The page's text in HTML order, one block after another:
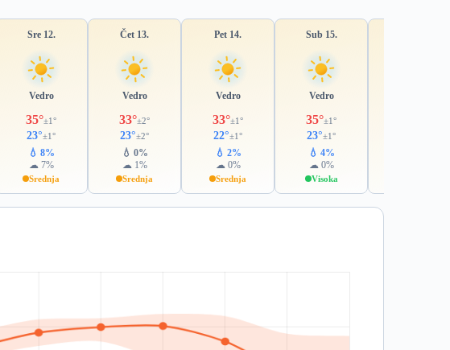
Sre 12.
Vedro
35°±1°
23°±1°
💧 8%
☁ 7%
Srednja
Čet 13.
Vedro
33°±2°
23°±2°
💧 0%
☁ 1%
Srednja
Pet 14.
Vedro
33°±1°
22°±1°
💧 2%
☁ 0%
Srednja
Sub 15.
Vedro
35°±1°
23°±1°
💧 4%
☁ 0%
Visoka